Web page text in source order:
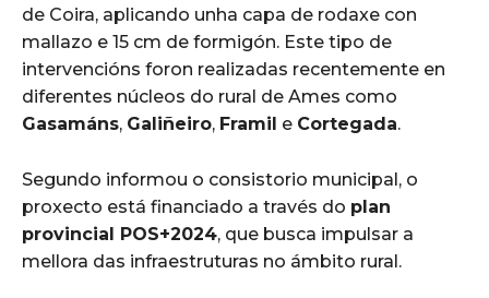
de Coira, aplicando unha capa de rodaxe con
mallazo e 15 cm de formigón. Este tipo de
intervencións foron realizadas recentemente en
diferentes núcleos do rural de Ames como
Gasamáns, Galiñeiro, Framil e Cortegada.
Segundo informou o consistorio municipal, o
proxecto está financiado a través do plan
provincial POS+2024, que busca impulsar a
mellora das infraestruturas no ámbito rural.